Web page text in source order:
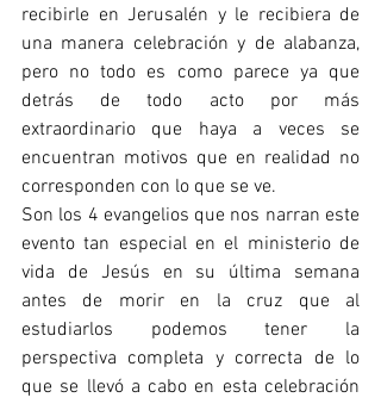
recibirle en Jerusalén y le recibiera de
una manera celebración y de alabanza,
pero no todo es como parece ya que
detrás de todo acto por más
extraordinario que haya a veces se
encuentran motivos que en realidad no
corresponden con lo que se ve.
Son los 4 evangelios que nos narran este
evento tan especial en el ministerio de
vida de Jesús en su última semana
antes de morir en la cruz que al
estudiarlos podemos tener la
perspectiva completa y correcta de lo
que se llevó a cabo en esta celebración